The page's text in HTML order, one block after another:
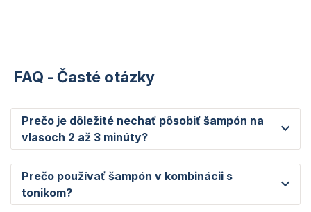
FAQ - Časté otázky
Prečo je dôležité nechať pôsobiť šampón na
vlasoch 2 až 3 minúty?
Prečo používať šampón v kombinácii s
tonikom?